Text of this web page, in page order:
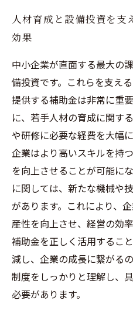
人材育成と設備投資を支
効果
中小企業が直面する最大の
備投資です。これらを支え
提供する補助金は非常に重
に、若手人材の育成に関す
や研修に必要な経費を大幅
企業はより高いスキルを持
を向上させることが可能に
に関しては、新たな機械や
があります。これにより、
産性を向上させ、経営の効
補助金を正しく活用するこ
減し、企業の成長に繋がる
制度をしっかりと理解し、
必要があります。